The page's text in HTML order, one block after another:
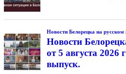
Новости Белорецка на русском
Новости
от 5 августа
выпуск.